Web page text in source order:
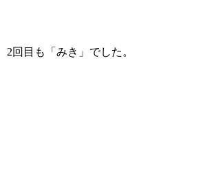
2回目も「みき」でした。